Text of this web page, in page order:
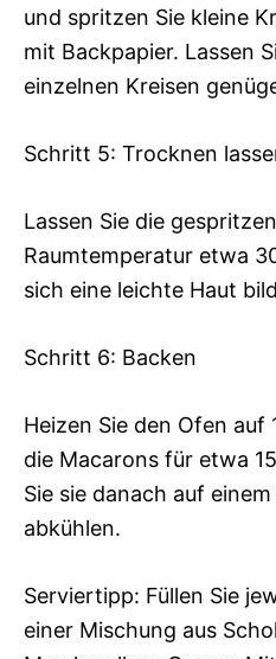
und spritzen Sie kleine
mit Backpapier. Lassen
einzelnen Kreisen
Schritt 5: Trocknen
Lassen Sie die
Raumtemperatur etwa
sich eine leichte Haut
Schritt 6: Backen
Heizen Sie den Ofen auf
die Macarons für etwa
Sie sie danach auf
abkühlen.
Serviertipp: Füllen Sie
einer Mischung aus